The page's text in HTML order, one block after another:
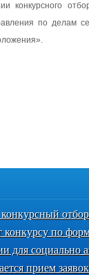
конкурсного
по делам
.
конкурсный
конкурсу по
для социально
прием